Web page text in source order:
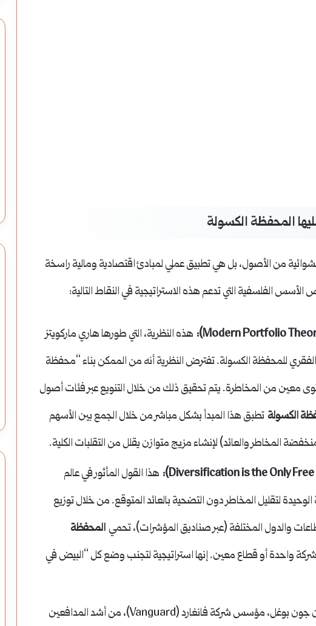
المحفظة الكسولة
من الأصول، بل هي تطبيق عملي لمبادئ اقتصادية ومالية راسخة
الفلسفية التي تدعم هذه الاستراتيجية في النقاط التالية:
هذه النظرية، التي طورها هاري ماركويتز
الفقري للمحفظة الكسولة. تفترض النظرية أنه من الممكن بناء “محفظة
معين من المخاطرة. يتم تحقيق ذلك من خلال التنويع عبر فئات أصول
الكسولة تطبق هذا المبدأ بشكل مباشر من خلال الجمع بين الأسهم
المخاطر والعائد) لإنشاء مزيج متوازن يقلل من التقلبات الكلية.
هذا القول المأثور في عالم
الوحيدة لتقليل المخاطر دون التضحية بالعائد المتوقع. من خلال توزيع
والدول المختلفة (عبر صناديق المؤشرات)، تحمي المحفظة
شركة واحدة أو قطاع معين. إنها استراتيجية لتجنب وضع كل “البيض في
كان جون بوغل، مؤسس شركة فانغارد (Vanguard)، من أشد المدافعين
الأصيلة